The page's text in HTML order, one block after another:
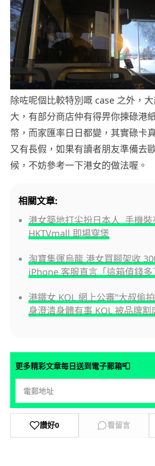
除咗呢個比較特別嘅 case 之外，
大，有部分商店仲有得畀你揀碌港
幣，而家匯率日日都變，其實碌卡
又有長假，如果有讀者朋友準備去
候，不妨參考一下港女的做法喔。
相關文章:
港女築地打尖扮日本人 手機裝
HKTVmall 即場穿煲
淘寶集運烏龍 港女買腳架收
iPhone 客服直言「這箱值錢多
港鐵女 KOL 網上公審"大叔偷
身澄清身體有事 KOL 被品牌割
更多精彩文章每日送到電子郵箱📮
讚好0 看留言